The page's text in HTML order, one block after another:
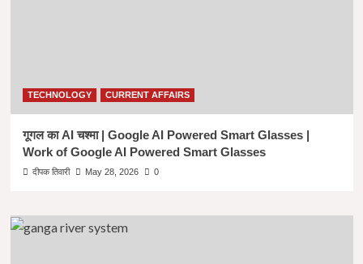
TECHNOLOGY CURRENT AFFAIRS
गूगल का AI चश्मा | Google AI Powered Smart Glasses |
Work of Google AI Powered Smart Glasses
दीपक तिवारी May 28, 2026 0